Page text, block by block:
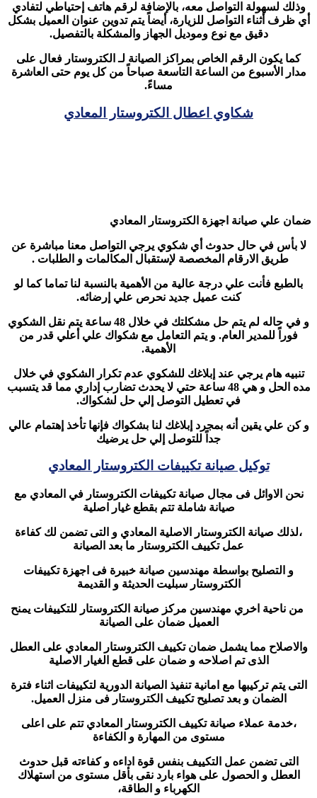
وذلك لسهولة التواصل معه، بالإضافة لرقم هاتف إحتياطي لتفادي
أي ظرف أثناء التواصل للزيارة، أيضاً يتم تدوين عنوان العميل بشكل
دقيق مع نوع وموديل الجهاز والمشكلة بالتفصيل.
كما يكون الرقم الخاص بمراكز الصيانة لـ الكتروستار فعال على
مدار الأسبوع من الساعة التاسعة صباحاً من كل يوم حتى العاشرة
مساءً.
شكاوي اعطال الكتروستار المعادي
ضمان علي صيانة اجهزة الكتروستار المعادي
لا بأس في حال حدوث أي شكوي يرجي التواصل معنا مباشرة عن
طريق الارقام المخصصة لإستقبال المكالمات و الطلبات .
بالطبع فأنت علي درجة عالية من الأهمية بالنسبة لنا تماما كما لو
كنت عميل جديد نحرص علي إرضائه.
و في حاله لم يتم حل مشكلتك في خلال 48 ساعة يتم نقل الشكوي
فوراً للمدير العام. و يتم التعامل مع شكواك علي أعلي قدر من
الأهمية.
تنبيه هام يرجي عند إبلاغك للشكوي عدم تكرار الشكوي في خلال
مده الحل و هي 48 ساعة حتي لا يحدث تضارب إداري مما قد يتسبب
في تعطيل التوصل إلي حل لشكواك.
و كن علي يقين أنه بمجرد إبلاغك لنا بشكواك فإنها تأخذ إهتمام عالي
جداً للتوصل إلي حل يرضيك
توكيل صيانة تكييفات الكتروستار المعادي
نحن الاوائل فى مجال صيانة تكييفات الكتروستار في المعادي مع
صيانة شاملة تتم بقطع غيار اصلية
،لذلك صيانة الكتروستار الاصلية المعادي و التى تضمن لك كفاءة
عمل تكييف الكتروستار ما بعد الصيانة
و التصليح بواسطة مهندسين صيانة خبيرة فى اجهزة تكييفات
الكتروستار سبليت الحديثة و القديمة
من ناحية اخري مهندسين مركز صيانة الكتروستار للتكييفات يمنح
العميل ضمان على الصيانة
والاصلاح مما يشمل ضمان تكييف الكتروستار المعادي على العطل
الذى تم اصلاحه و ضمان على قطع الغيار الاصلية
التى يتم تركيبها مع امانية تنفيذ الصيانة الدورية لتكييفات اثناء فترة
الضمان و بعد تصليح تكييف الكتروستار فى منزل العميل.
،خدمة عملاء صيانة تكييف الكتروستار المعادي تتم على اعلى
مستوى من المهارة و الكفاءة
التى تضمن عمل التكييف بنفس قوة اداءه و كفاءته قبل حدوث
العطل و الحصول على هواء بارد نقى بأقل مستوى من استهلاك
الكهرباء و الطاقة،